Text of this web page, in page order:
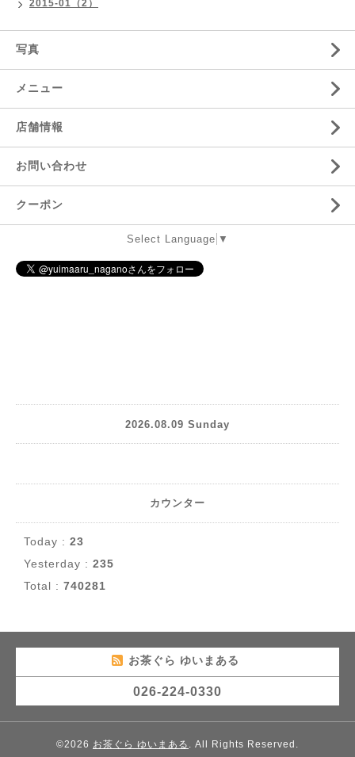
2015-01（2）
写真
メニュー
店舗情報
お問い合わせ
クーポン
Select Language ▼
2026.08.09 Sunday
カウンター
Today : 23
Yesterday : 235
Total : 740281
お茶ぐら ゆいまある
026-224-0330
©2026 お茶ぐら ゆいまある . All Rights Reserved.